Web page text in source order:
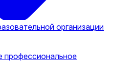
организации
профессиональное